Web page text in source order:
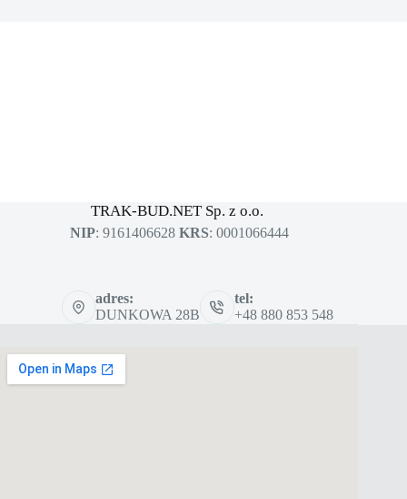
TRAK-BUD.NET Sp. z o.o.
NIP: 9161406628 KRS: 0001066444
adres:
DUNKOWA 28B
tel:
+48 880 853 548